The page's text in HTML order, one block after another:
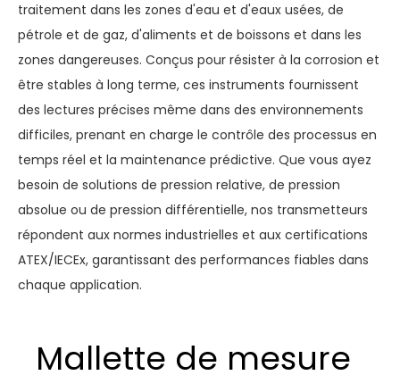
traitement dans les zones d'eau et d'eaux usées, de
pétrole et de gaz, d'aliments et de boissons et dans les
zones dangereuses. Conçus pour résister à la corrosion et
être stables à long terme, ces instruments fournissent
des lectures précises même dans des environnements
difficiles, prenant en charge le contrôle des processus en
temps réel et la maintenance prédictive. Que vous ayez
besoin de solutions de pression relative, de pression
absolue ou de pression différentielle, nos transmetteurs
répondent aux normes industrielles et aux certifications
ATEX/IECEx, garantissant des performances fiables dans
chaque application.
Mallette de mesure